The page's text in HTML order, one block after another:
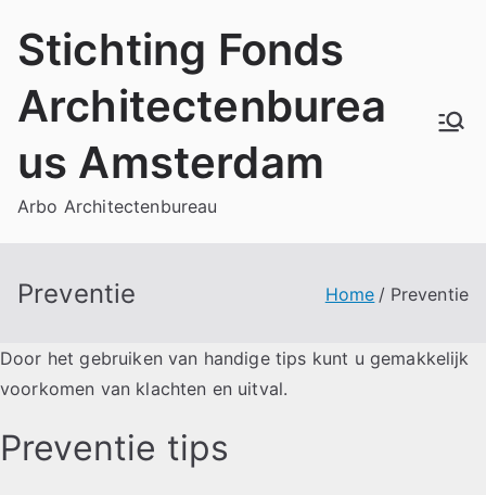
Stichting Fonds
Architectenburea
us Amsterdam
Arbo Architectenbureau
Preventie Home Preventie
Door het gebruiken van handige tips kunt u gemakkelijk
voorkomen van klachten en uitval.
Preventie tips